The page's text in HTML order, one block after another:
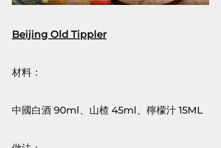
Beijing Old Tippler
材料：
中國白酒 90ml、山楂 45ml、檸檬汁 15ML